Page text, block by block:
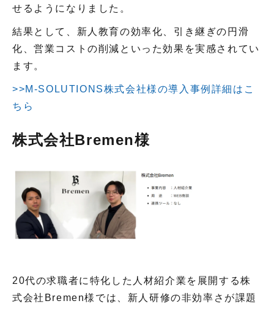
せるようになりました。
結果として、新人教育の効率化、引き継ぎの円滑
化、営業コストの削減といった効果を実感されてい
ます。
>>M-SOLUTIONS株式会社様の導入事例詳細はこ
ちら
株式会社Bremen様
20代の求職者に特化した人材紹介業を展開する株
式会社Bremen様では、新人研修の非効率さが課題